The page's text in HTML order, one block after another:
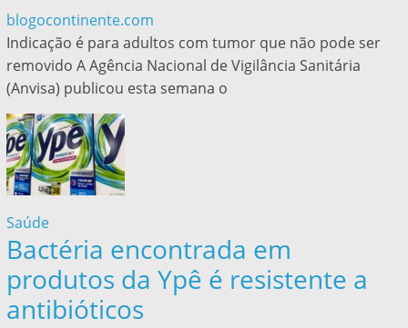
blogocontinente.com
Indicação é para adultos com tumor que não pode ser
removido A Agência Nacional de Vigilância Sanitária
(Anvisa) publicou esta semana o
Saúde
Bactéria encontrada em
produtos da Ypê é resistente a
antibióticos